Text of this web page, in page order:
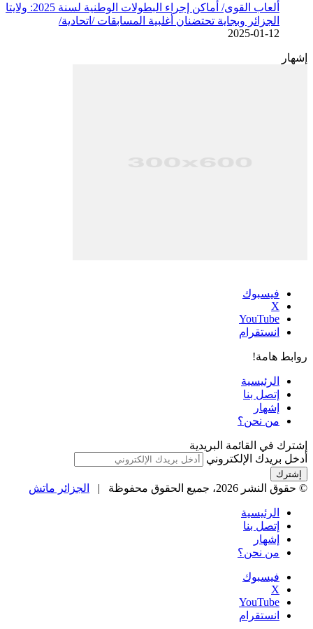
ألعاب القوى/ أماكن إجراء البطولات الوطنية لسنة 2025: ولايتا
الجزائر وبجاية تحتضنان أغلبية المسابقات /اتحادية/
2025-01-12
إشهار
فيسبوك
‫X
‫YouTube
انستقرام
روابط هامة!
الرئيسية
إتصل بنا
إشهار
من نحن؟
إشترك في القائمة البريدية
أدخل بريدك الإلكتروني
© حقوق النشر 2026، جميع الحقوق محفوظة | الجزائر ماتش
الرئيسية
إتصل بنا
إشهار
من نحن؟
فيسبوك
‫X
‫YouTube
انستقرام